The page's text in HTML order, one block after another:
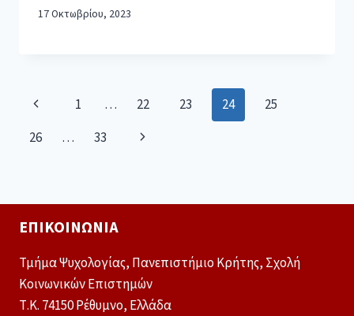
17 Οκτωβρίου, 2023
1 … 22 23 24
25
26
… 33
ΕΠΙΚΟΙΝΩΝΊΑ
Τμήμα Ψυχολογίας, Πανεπιστήμιο Κρήτης, Σχολή
Κοινωνικών Επιστημών
Τ.Κ. 74150 Ρέθυμνο, Ελλάδα